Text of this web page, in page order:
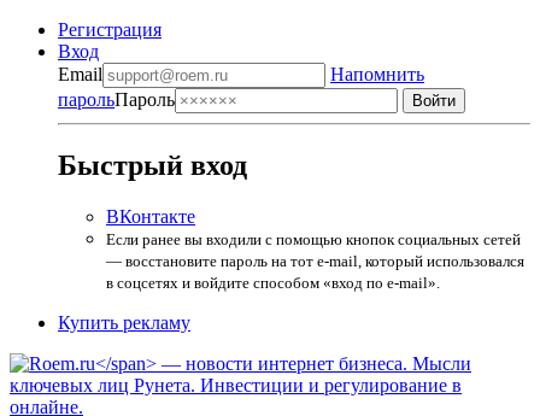
Регистрация
Вход
Email
Напомнить
парольПароль
Быстрый вход
ВКонтакте
Если ранее вы входили с помощью кнопок социальных сетей
— восстановите пароль на тот e-mail, который использовался
в соцсетях и войдите способом «вход по e-mail».
Купить рекламу